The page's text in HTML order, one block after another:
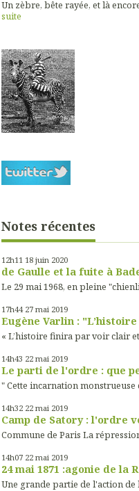
Un zèbre, bête rayée, et là
suite
Notes récentes
12h11 18 juin 2020
de Gaulle et la fuite à
Le 29 mai 1968, en pleine
17h44 27 mai 2019
Eugène Varlin :
« L’histoire finira par voir clair
14h43 22 mai 2019
Le parti de l'ordre : que
" Cette incarnation monstrueuse
14h32 22 mai 2019
Camp de Satory : l'ordre
Commune de Paris La
14h07 22 mai 2019
24 mai 1871 :agonie de la
Une grande partie de l'action